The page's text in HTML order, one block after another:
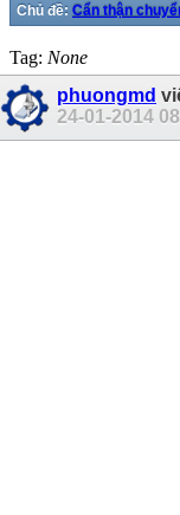
Chủ đề: Cẩn thận
Tag: None
phuongmd
24-01-2014